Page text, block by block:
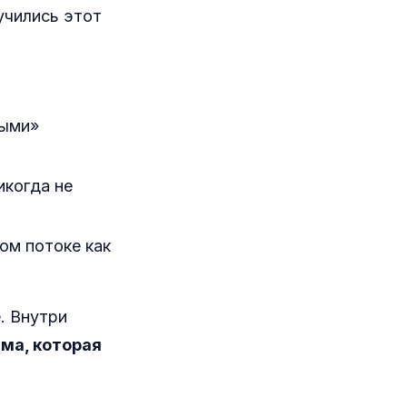
этот
не
потоке как
Внутри
которая